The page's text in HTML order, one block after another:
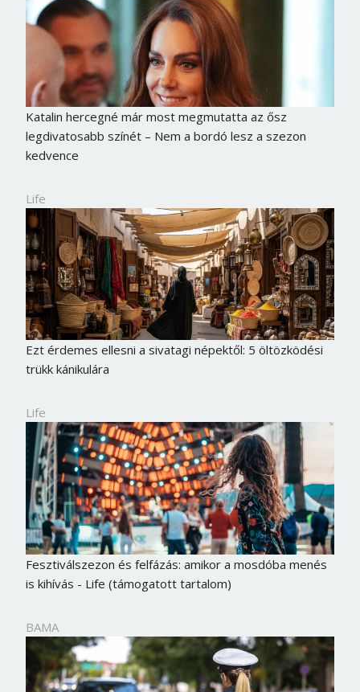
Katalin hercegné már most megmutatta az ősz
legdivatosabb színét – Nem a bordó lesz a szezon
kedvence
Life
Ezt érdemes ellesni a sivatagi népektől: 5 öltözködési
trükk kánikulára
Life
Fesztiválszezon és felfázás: amikor a mosdóba menés
is kihívás - Life (támogatott tartalom)
BAMA